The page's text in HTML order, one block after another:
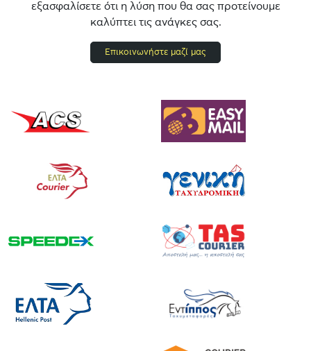
εξασφαλίσετε ότι η λύση που θα σας προτείνουμε
καλύπτει τις ανάγκες σας.
Επικοινωνήστε μαζί μας